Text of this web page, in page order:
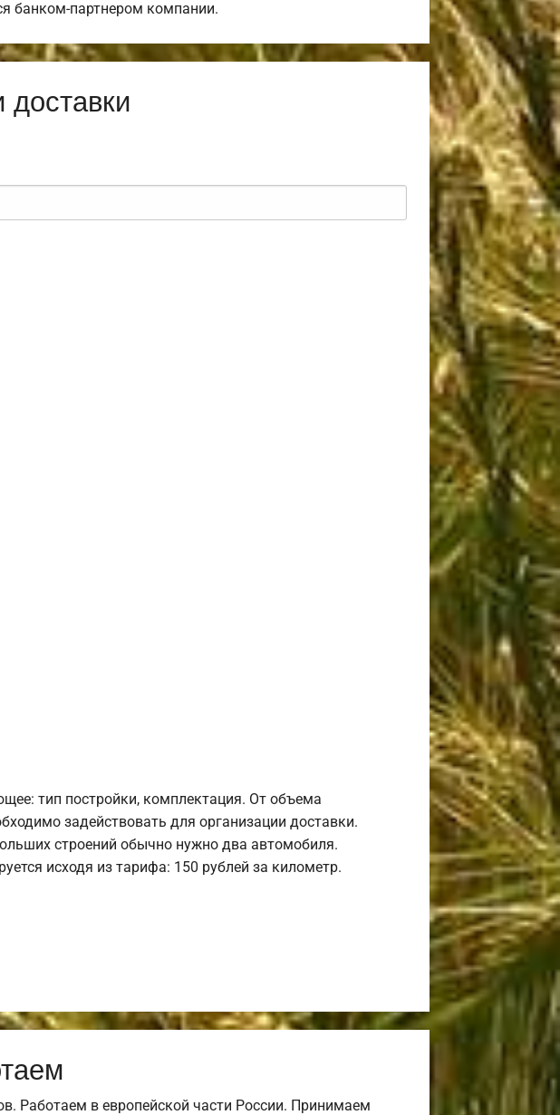
банком-партнером компании.
доставки
тип постройки, комплектация. От объема
задействовать для организации доставки.
строений обычно нужно два автомобиля.
исходя из тарифа: 150 рублей за километр.
Работаем в европейской части России. Принимаем